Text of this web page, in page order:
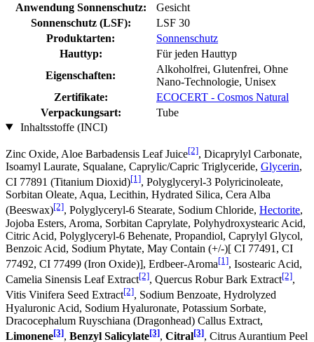
Anwendung Sonnenschutz:
Gesicht
Sonnenschutz (LSF):
LSF 30
Produktarten:
Sonnenschutz
Hauttyp:
Für jeden Hauttyp
Eigenschaften:
Alkoholfrei, Glutenfrei, Ohne
Nano-Technologie, Unisex
Zertifikate:
ECOCERT - Cosmos Natural
Verpackungsart:
Tube
Inhaltsstoffe (INCI)
Zinc Oxide, Aloe Barbadensis Leaf Juice[2], Dicaprylyl Carbonate,
Isoamyl Laurate, Squalane, Caprylic/Capric Triglyceride, Glycerin,
CI 77891 (Titanium Dioxid)[1], Polyglyceryl-3 Polyricinoleate,
Sorbitan Oleate, Aqua, Lecithin, Hydrated Silica, Cera Alba
(Beeswax)[2], Polyglyceryl-6 Stearate, Sodium Chloride, Hectorite,
Jojoba Esters, Aroma, Sorbitan Caprylate, Polyhydroxystearic Acid,
Citric Acid, Polyglyceryl-6 Behenate, Propandiol, Caprylyl Glycol,
Benzoic Acid, Sodium Phytate, May Contain (+/-)[ CI 77491, CI
77492, CI 77499 (Iron Oxide)], Erdbeer-Aroma[1], Isostearic Acid,
Camelia Sinensis Leaf Extract[2], Quercus Robur Bark Extract[2],
Vitis Vinifera Seed Extract[2], Sodium Benzoate, Hydrolyzed
Hyaluronic Acid, Sodium Hyaluronate, Potassium Sorbate,
Dracocephalum Ruyschiana (Dragonhead) Callus Extract,
Limonene[3], Benzyl Salicylate[3], Citral[3], Citrus Aurantium Peel